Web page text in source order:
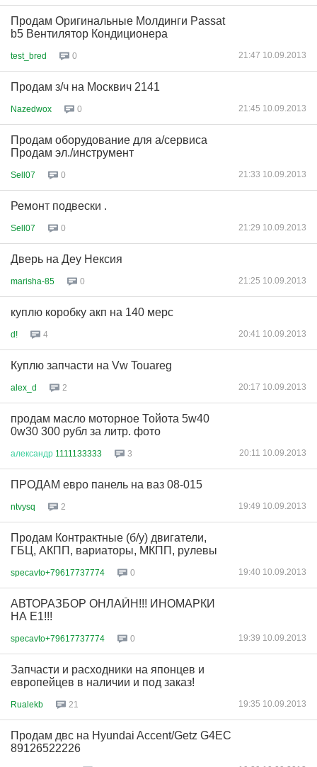
Продам Оригинальные Молдинги Passat
b5 Вентилятор Кондиционера
test_bred 0 21:47 10.09.2013
Продам з/ч на Москвич 2141
Nazedwox 0 21:45 10.09.2013
Продам оборудование для а/сервиса
Продам эл./инструмент
Sell07 0 21:33 10.09.2013
Ремонт подвески .
Sell07 0 21:29 10.09.2013
Дверь на Деу Нексия
marisha-85 0 21:25 10.09.2013
куплю коробку акп на 140 мерс
d! 4 20:41 10.09.2013
Куплю запчасти на Vw Touareg
alex_d 2 20:17 10.09.2013
продам масло моторное Тойота 5w40
0w30 300 рубл за литр. фото
александр 1111133333 3 20:11 10.09.2013
ПРОДАМ евро панель на ваз 08-015
ntvysq 2 19:49 10.09.2013
Продам Контрактные (б/у) двигатели,
ГБЦ, АКПП, вариаторы, МКПП, рулевы
specavto+79617737774 0 19:40 10.09.2013
АВТОРАЗБОР ОНЛАЙН!!! ИНОМАРКИ
НА Е1!!!
specavto+79617737774 0 19:39 10.09.2013
Запчасти и расходники на японцев и
европейцев в наличии и под заказ!
Rualekb 21 19:35 10.09.2013
Продам двс на Hyundai Accent/Getz G4EC
89126522226